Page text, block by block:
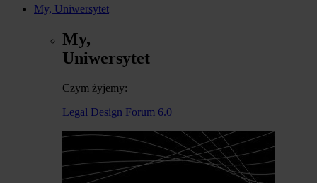
My, Uniwersytet
My,
Uniwersytet
Czym żyjemy:
Legal Design Forum 6.0